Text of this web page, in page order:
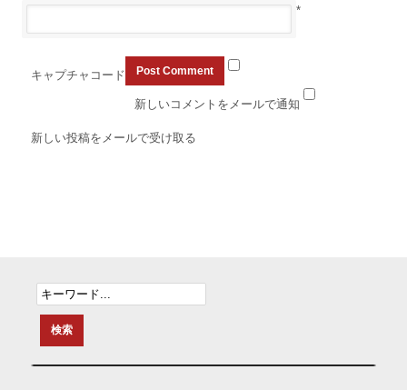
キャプチャコード
*
新しいコメントをメールで通知
新しい投稿をメールで受け取る